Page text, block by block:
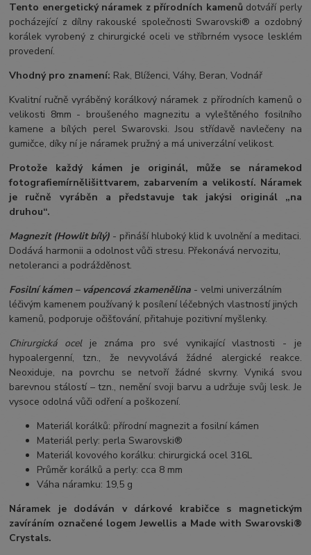
Tento energetický náramek z přírodních kamenů dotváří perly
pocházející z dílny rakouské společnosti Swarovski® a ozdobný
korálek vyrobený z chirurgické oceli ve stříbrném vysoce lesklém
provedení.
Vhodný pro znamení: Rak, Blíženci, Váhy, Beran, Vodnář
Kvalitní ručně vyráběný korálkový náramek z přírodních kamenů o
velikosti 8mm - broušeného magnezitu a vyleštěného fosilního
kamene a bílých perel Swarovski. Jsou střídavě navlečeny na
gumičce, díky ní je náramek pružný a má univerzální velikost.
Protože každý kámen je originál, může se náramekod
fotografiemírnělišittvarem, zabarvením a velikostí. Náramek
je ručně vyráběn a představuje tak jakýsi originál „na
druhou“.
Magnezit (Howlit bílý) - přináší hluboký klid k uvolnění a meditaci.
Dodává harmonii a odolnost vůči stresu. Překonává nervozitu,
netoleranci a podrážděnost.
Fosilní kámen – vápencová zkamenělina - velmi univerzálním
léčivým kamenem používaný k posílení léčebných vlastností jiných
kamenů, podporuje očišťování, přitahuje pozitivní myšlenky.
Chirurgická ocelje známa pro své vynikající vlastnosti - je
hypoalergenní, tzn., že nevyvolává žádné alergické reakce.
Neoxiduje, na povrchu se netvoří žádné skvrny. Vyniká svou
barevnou stálostí – tzn., nemění svoji barvu a udržuje svůj lesk. Je
vysoce odolná vůči odření a poškození.
Materiál korálků: přírodní magnezit a fosilní kámen
Materiál perly: perla Swarovski®
Materiál kovového korálku: chirurgická ocel 316L
Průměr korálků a perly: cca 8 mm
Váha náramku: 19,5 g
Náramek je dodáván v dárkové krabičce s magnetickým
zavíráním označené logem Jewellis a Made with Swarovski®
Crystals.